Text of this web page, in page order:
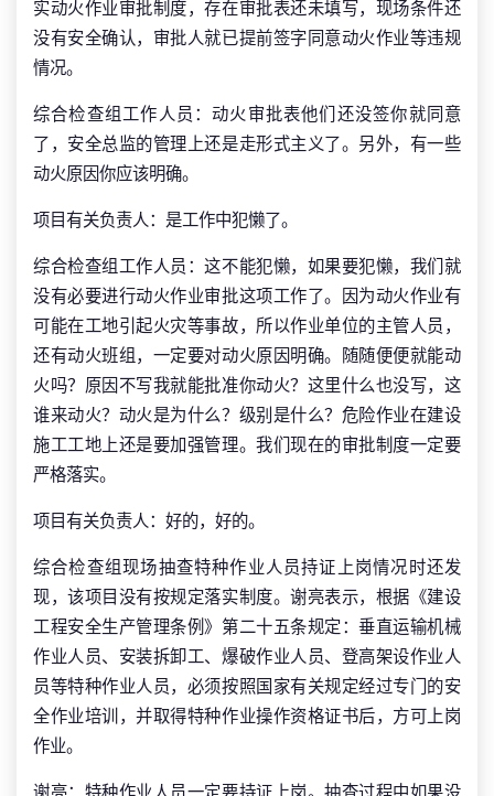
实动火作业审批制度，存在审批表还未填写，现场条件还
没有安全确认，审批人就已提前签字同意动火作业等违规
情况。
综合检查组工作人员：动火审批表他们还没签你就同意
了，安全总监的管理上还是走形式主义了。另外，有一些
动火原因你应该明确。
项目有关负责人：是工作中犯懒了。
综合检查组工作人员：这不能犯懒，如果要犯懒，我们就
没有必要进行动火作业审批这项工作了。因为动火作业有
可能在工地引起火灾等事故，所以作业单位的主管人员，
还有动火班组，一定要对动火原因明确。随随便便就能动
火吗？原因不写我就能批准你动火？这里什么也没写，这
谁来动火？动火是为什么？级别是什么？危险作业在建设
施工工地上还是要加强管理。我们现在的审批制度一定要
严格落实。
项目有关负责人：好的，好的。
综合检查组现场抽查特种作业人员持证上岗情况时还发
现，该项目没有按规定落实制度。谢亮表示，根据《建设
工程安全生产管理条例》第二十五条规定：垂直运输机械
作业人员、安装拆卸工、爆破作业人员、登高架设作业人
员等特种作业人员，必须按照国家有关规定经过专门的安
全作业培训，并取得特种作业操作资格证书后，方可上岗
作业。
谢亮：特种作业人员一定要持证上岗。抽查过程中如果没